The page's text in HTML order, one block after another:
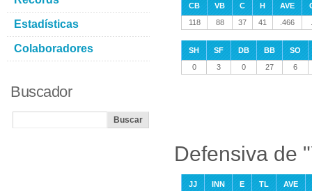
CB VB C H AVE
118
88 37 41 .466
SH SF DB BB
SO
0
3 0 27 6
Defensiva de
JJ INN E TL AVE
Estadísticas
Colaboradores
Buscador